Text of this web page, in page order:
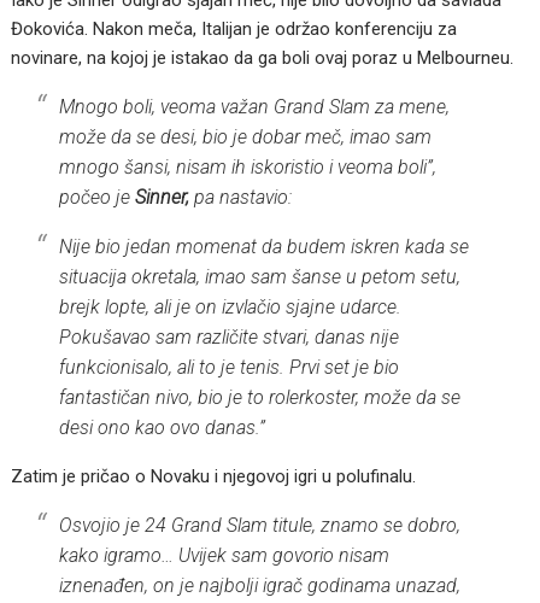
Đokovića. Nakon meča, Italijan je održao konferenciju za
novinare, na kojoj je istakao da ga boli ovaj poraz u Melbourneu.
Mnogo boli, veoma važan Grand Slam za mene,
može da se desi, bio je dobar meč, imao sam
mnogo šansi, nisam ih iskoristio i veoma boli”,
počeo jeSinner, pa nastavio:
Nije bio jedan momenat da budem iskren kada se
situacija okretala, imao sam šanse u petom setu,
brejk lopte, ali je on izvlačio sjajne udarce.
Pokušavao sam različite stvari, danas nije
funkcionisalo, ali to je tenis. Prvi set je bio
fantastičan nivo, bio je to rolerkoster, može da se
desi ono kao ovo danas.”
Zatim je pričao o Novaku i njegovoj igri u polufinalu.
Osvojio je 24 Grand Slam titule, znamo se dobro,
kako igramo… Uvijek sam govorio nisam
iznenađen, on je najbolji igrač godinama unazad,